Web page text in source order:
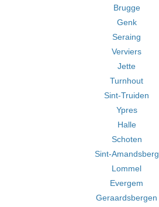
Brugge
Genk
Seraing
Verviers
Jette
Turnhout
Sint-Truiden
Ypres
Halle
Schoten
Sint-Amandsberg
Lommel
Evergem
Geraardsbergen